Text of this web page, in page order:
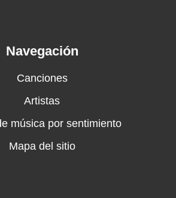
Navegación
Canciones
Artistas
música por sentimiento
Mapa del sitio